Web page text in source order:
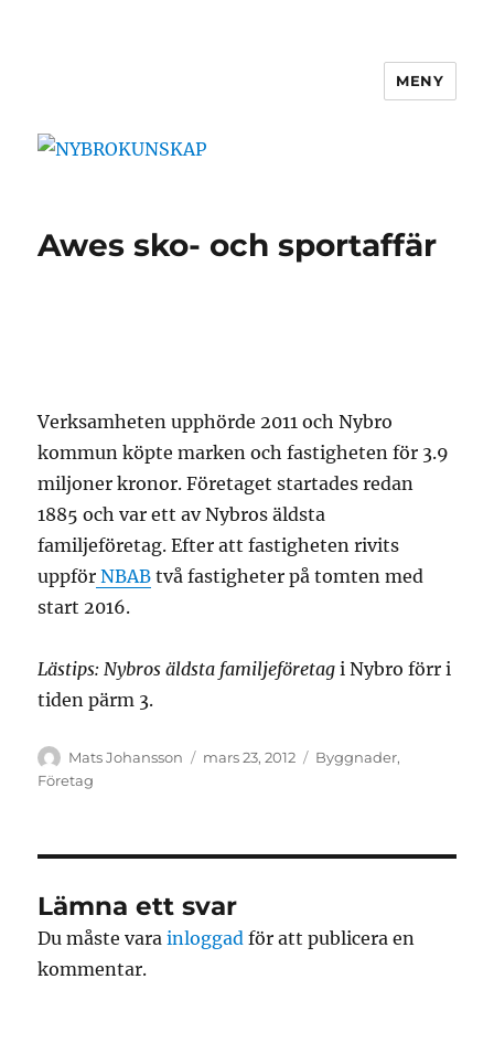
MENY
Awes sko- och sportaffär
Verksamheten upphörde 2011 och Nybro
kommun köpte marken och fastigheten för 3.9
miljoner kronor. Företaget startades redan
1885 och var ett av Nybros äldsta
familjeföretag. Efter att fastigheten rivits
uppför NBAB två fastigheter på tomten med
start 2016.
Lästips: Nybros äldsta familjeföretag i Nybro förr i
tiden pärm 3.
Författare
Mats Johansson
Publicerat
mars 23, 2012 Kategorier
Byggnader,
Företag
Lämna ett svar
Du måste varainloggad för att publicera en
kommentar.